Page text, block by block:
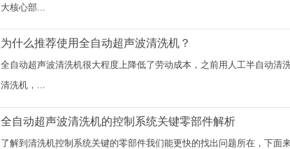
大核心部...
为什么推荐使用全自动超声波清洗机？
全自动超声波清洗机很大程度上降低了劳动成本，之前用人工半自动清
清洗机，...
全自动超声波清洗机的控制系统关键零部件解析
了解到清洗机控制系统关键的零部件我们能更快的找出问题所在，下面